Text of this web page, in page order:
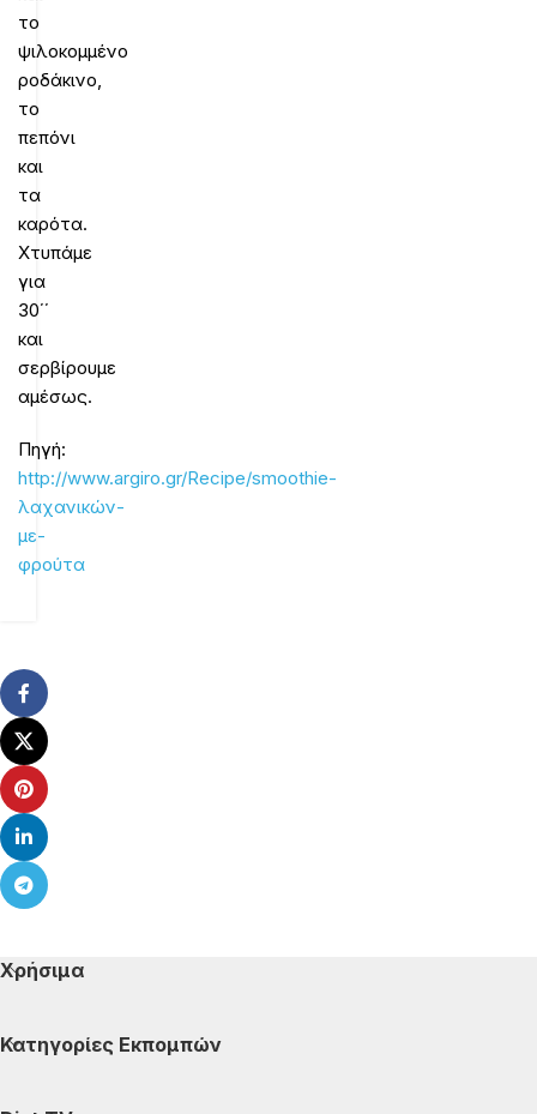
το
ψιλοκομμένο
ροδάκινο,
το
πεπόνι
και
τα
καρότα.
Χτυπάμε
για
30΄΄
και
σερβίρουμε
αμέσως.
Πηγή:
http://www.argiro.gr/Recipe/smoothie-
λαχανικών-
με-
φρούτα
Χρήσιμα
Κατηγορίες Εκπομπών